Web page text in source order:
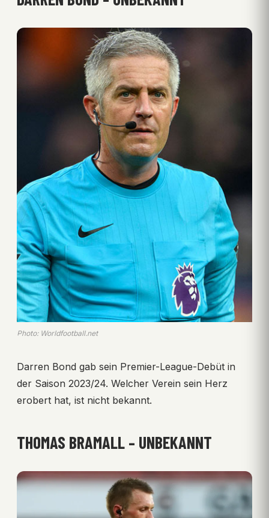
Photo: Worldfootball.net
Darren Bond gab sein Premier-League-Debüt in
der Saison 2023/24. Welcher Verein sein Herz
erobert hat, ist nicht bekannt.
THOMAS BRAMALL – UNBEKANNT